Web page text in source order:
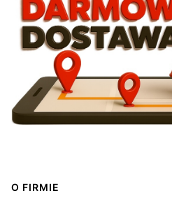
Linki w stopce
O FIRMIE